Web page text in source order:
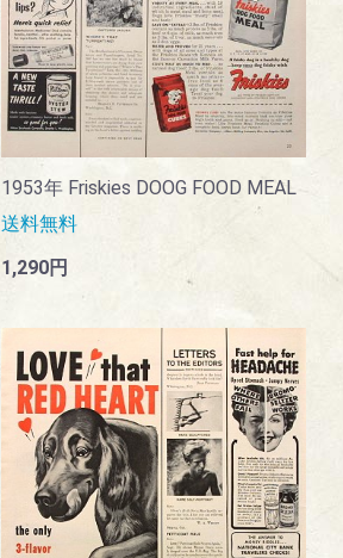
1953年 Friskies DOOG FOOD MEAL
送料無料
1,290円